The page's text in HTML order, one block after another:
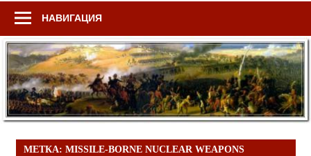
НАВИГАЦИЯ
МЕТКА: MISSILE-BORNE NUCLEAR WEAPONS